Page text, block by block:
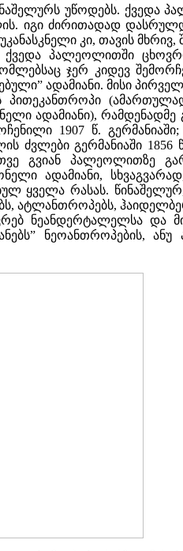
უწოდებს. ქვედა
იგი ძირითადად
კი, თავის
ქვედა პალეოლითში
ჯერ კიდევ
ადამიანი. მისი
ადამიანი),
1907 წ.
ძვლები გერმანიაში
გვიან პალეოლითზე
ადამიანი, სხვაგვარად,
ყველა რასას.
ატლანთროპებს,
ნეანდერტალელსა და
ნეოანთროპების, ანუ